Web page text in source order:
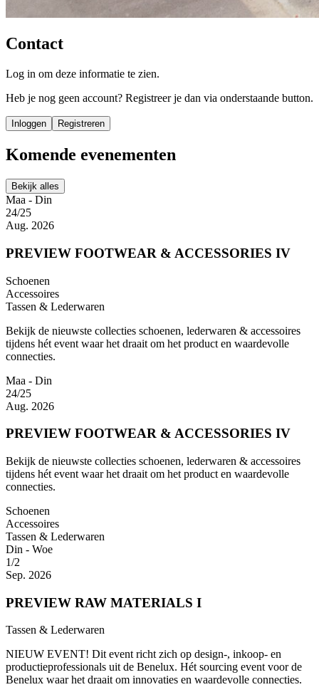
Contact
Log in om deze informatie te zien.
Heb je nog geen account? Registreer je dan via onderstaande button.
Inloggen Registreren
Komende evenementen
Bekijk alles
Maa - Din
24/25
Aug. 2026
PREVIEW FOOTWEAR & ACCESSORIES IV
Schoenen
Accessoires
Tassen & Lederwaren
Bekijk de nieuwste collecties schoenen, lederwaren & accessoires
tijdens hét event waar het draait om het product en waardevolle
connecties.
Maa - Din
24/25
Aug. 2026
PREVIEW FOOTWEAR & ACCESSORIES IV
Bekijk de nieuwste collecties schoenen, lederwaren & accessoires
tijdens hét event waar het draait om het product en waardevolle
connecties.
Schoenen
Accessoires
Tassen & Lederwaren
Din - Woe
1/2
Sep. 2026
PREVIEW RAW MATERIALS I
Tassen & Lederwaren
NIEUW EVENT! Dit event richt zich op design-, inkoop- en
productieprofessionals uit de Benelux. Hét sourcing event voor de
Benelux waar het draait om innovaties en waardevolle connecties.